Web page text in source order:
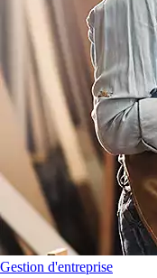
Gestion d'entreprise